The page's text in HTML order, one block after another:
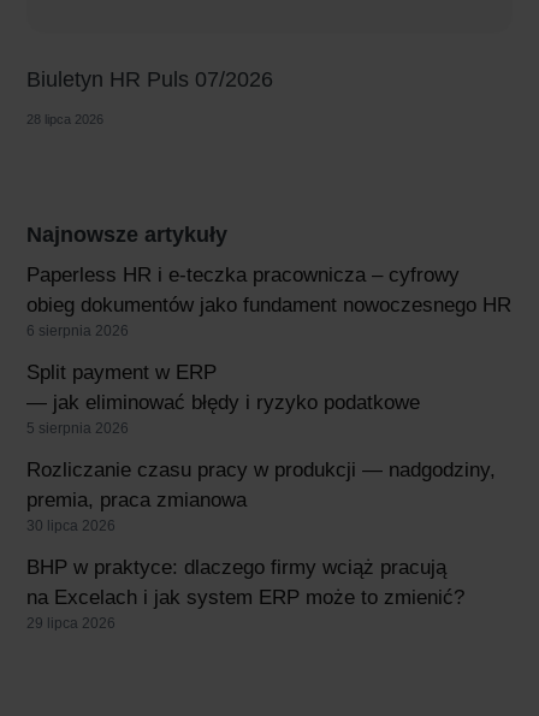
Biuletyn HR Puls 07/2026
28 lipca 2026
Najnowsze artykuły
Paperless HR i e-teczka pracownicza – cyfrowy
obieg dokumentów jako fundament nowoczesnego HR
6 sierpnia 2026
Split payment w ERP
— jak eliminować błędy i ryzyko podatkowe
5 sierpnia 2026
Rozliczanie czasu pracy w produkcji — nadgodziny,
premia, praca zmianowa
30 lipca 2026
BHP w praktyce: dlaczego firmy wciąż pracują
na Excelach i jak system ERP może to zmienić?
29 lipca 2026